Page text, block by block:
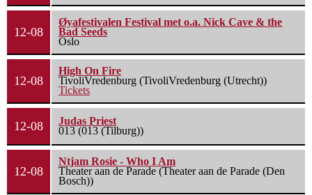
12-08
Øyafestivalen Festival met o.a. Nick Cave & the
Bad Seeds
Oslo
12-08
High On Fire
TivoliVredenburg (TivoliVredenburg (Utrecht))
Tickets
12-08
Judas Priest
013 (013 (Tilburg))
12-08
Ntjam Rosie - Who I Am
Theater aan de Parade (Theater aan de Parade (Den
Bosch))